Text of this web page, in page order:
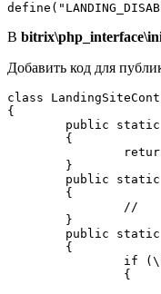
В
Добавить код для
class
{